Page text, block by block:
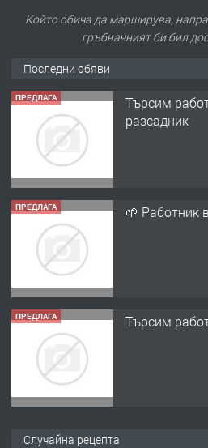
Който обича да марширува,
гръбначният би бил
Последни обяви
ПРЕДЛАГА
Търсим
разсадник
ПРЕДЛАГА 🌱 Работник
ПРЕДЛАГА Търсим
Случайна рецепта